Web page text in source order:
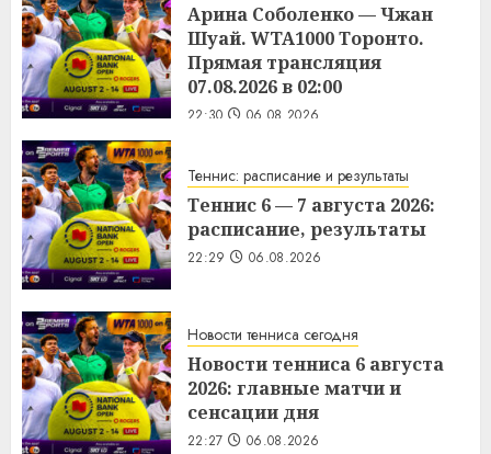
Арина Соболенко — Чжан
Шуай. WTA1000 Торонто.
Прямая трансляция
07.08.2026 в 02:00
22:30 06.08.2026
Теннис: расписание и результаты
Теннис 6 — 7 августа 2026:
расписание, результаты
22:29 06.08.2026
Новости тенниса сегодня
Новости тенниса 6 августа
2026: главные матчи и
сенсации дня
22:27 06.08.2026